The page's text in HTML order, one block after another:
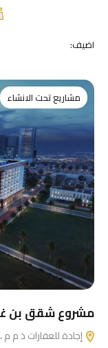
اضيف:
مشاريع تحت الانشاء
مشروع شقق بن
إجادة للعقارات ذ م م